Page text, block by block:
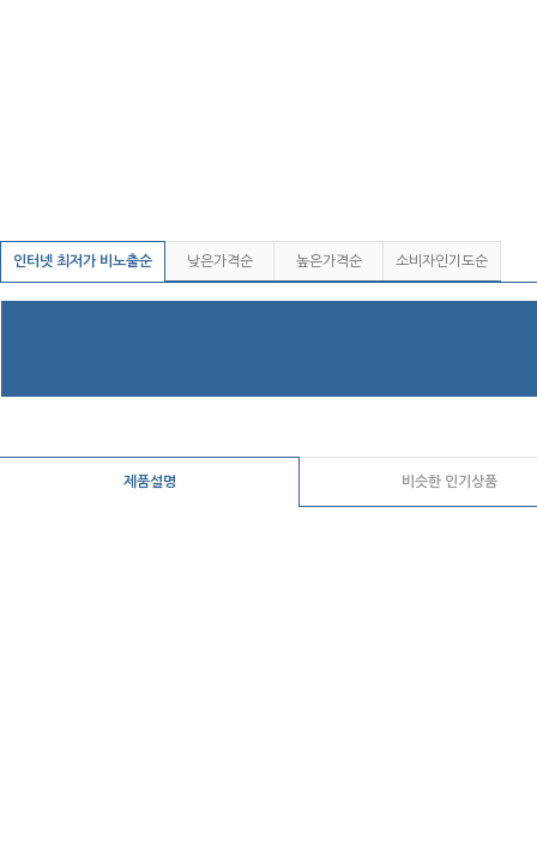
인터넷 최저가 비노출순 낮은가격순 높은가격순 소비자인기도순
제품설명 비슷한 인기상품